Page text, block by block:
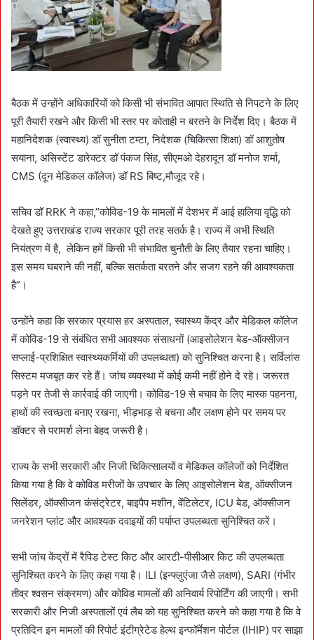
बैठक में उन्होंने अधिकारियों को किसी भी संभावित आपात स्थिति से निपटने के लिए
पूरी तैयारी रखने और किसी भी स्तर पर कोताही न बरतने के निर्देश दिए। बैठक में
महानिदेशक (स्वास्थ्य) डॉ सुनीता टम्टा, निदेशक (चिकित्सा शिक्षा) डॉ आशुतोष
सयाना, असिस्टेंट डारेक्टर डॉ पंकज सिंह, सीएमओ देहरादून डॉ मनोज शर्मा,
CMS (दून मेडिकल कॉलेज) डॉ RS बिष्ट,मौजूद रहे।
सचिव डॉ RRK ने कहा,”कोविड-19 के मामलों में देशभर में आई हालिया वृद्धि को
देखते हुए उत्तराखंड राज्य सरकार पूरी तरह सतर्क है। राज्य में अभी स्थिति
नियंत्रण में है, लेकिन हमें किसी भी संभावित चुनौती के लिए तैयार रहना चाहिए।
इस समय घबराने की नहीं, बल्कि सतर्कता बरतने और सजग रहने की आवश्यकता
है”।
उन्होंने कहा कि सरकार प्रयास हर अस्पताल, स्वास्थ्य केंद्र और मेडिकल कॉलेज
में कोविड-19 से संबंधित सभी आवश्यक संसाधनों (आइसोलेशन बेड-ऑक्सीजन
सप्लाई-प्रशिक्षित स्वास्थ्यकर्मियों की उपलब्धता) को सुनिश्चित करना है। सर्विलांस
सिस्टम मजबूत कर रहे हैं। जांच व्यवस्था में कोई कमी नहीं होने दे रहे। जरूरत
पड़ने पर तेजी से कार्रवाई की जाएगी। कोविड-19 से बचाव के लिए मास्क पहनना,
हाथों की स्वच्छता बनाए रखना, भीड़भाड़ से बचना और लक्षण होने पर समय पर
डॉक्टर से परामर्श लेना बेहद जरूरी है।
राज्य के सभी सरकारी और निजी चिकित्सालयों व मेडिकल कॉलेजों को निर्देशित
किया गया है कि वे कोविड मरीजों के उपचार के लिए आइसोलेशन बेड, ऑक्सीजन
सिलेंडर, ऑक्सीजन कंसंट्रेटर, बाइपैप मशीन, वेंटिलेटर, ICU बेड, ऑक्सीजन
जनरेशन प्लांट और आवश्यक दवाइयों की पर्याप्त उपलब्धता सुनिश्चित करें।
सभी जांच केंद्रों में रैपिड टेस्ट किट और आरटी-पीसीआर किट की उपलब्धता
सुनिश्चित करने के लिए कहा गया है। ILI (इन्फ्लुएंजा जैसे लक्षण), SARI (गंभीर
तीव्र श्वसन संक्रमण) और कोविड मामलों की अनिवार्य रिपोर्टिंग की जाएगी। सभी
सरकारी और निजी अस्पतालों एवं लैब को यह सुनिश्चित करने को कहा गया है कि वे
प्रतिदिन इन मामलों की रिपोर्ट इंटीग्रेटेड हेल्थ इन्फॉर्मेशन पोर्टल (IHIP) पर साझा